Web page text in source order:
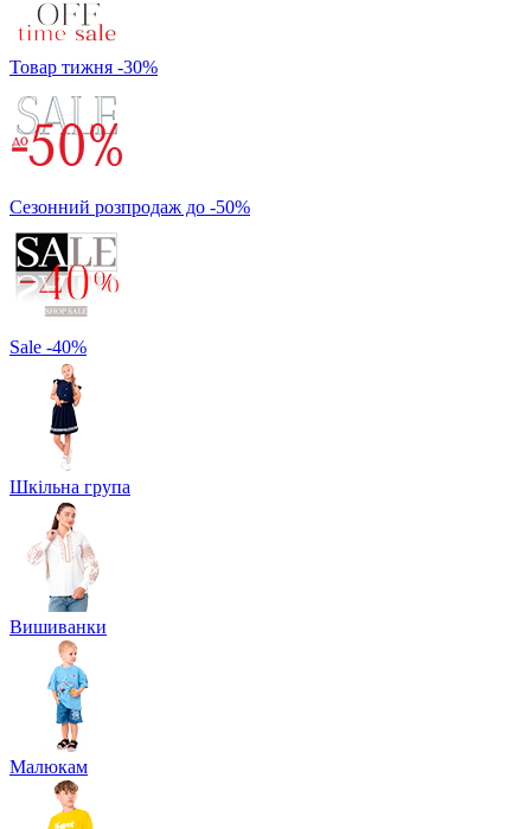
Товар тижня -30%
Сезонний розпродаж до -50%
Sale -40%
Шкільна група
Вишиванки
Малюкам